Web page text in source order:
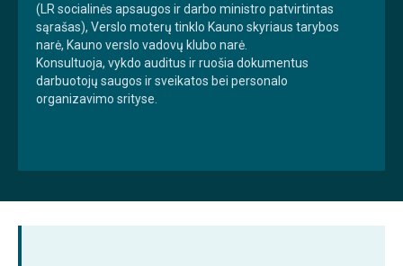
(LR socialinės apsaugos ir darbo ministro patvirtintas
sąrašas), Verslo moterų tinklo Kauno skyriaus tarybos
narė, Kauno verslo vadovų klubo narė.
Konsultuoja, vykdo auditus ir ruošia dokumentus
darbuotojų saugos ir sveikatos bei personalo
organizavimo srityse.